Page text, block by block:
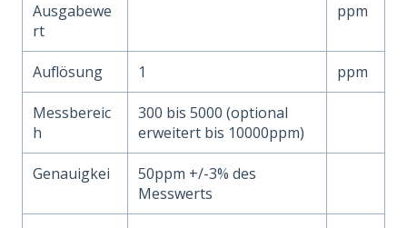
Ausgabewe
rt
ppm
Auflösung 1 ppm
Messbereic
h
300 bis 5000 (optional
erweitert bis 10000ppm)
Genauigkei
50ppm +/-3% des
Messwerts